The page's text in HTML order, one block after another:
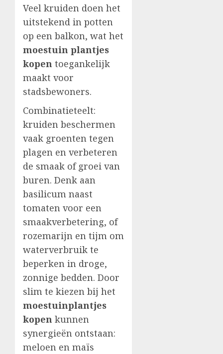
Veel kruiden doen het
uitstekend in potten
op een balkon, wat het
moestuin plantjes
kopen toegankelijk
maakt voor
stadsbewoners.
Combinatieteelt:
kruiden beschermen
vaak groenten tegen
plagen en verbeteren
de smaak of groei van
buren. Denk aan
basilicum naast
tomaten voor een
smaakverbetering, of
rozemarijn en tijm om
waterverbruik te
beperken in droge,
zonnige bedden. Door
slim te kiezen bij het
moestuinplantjes
kopen kunnen
synergieën ontstaan:
meloen en maïs